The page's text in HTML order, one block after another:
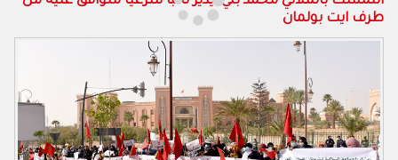
طرف ايت بولمان